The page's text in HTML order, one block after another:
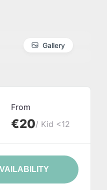
Gallery
From
€20/ Kid <12